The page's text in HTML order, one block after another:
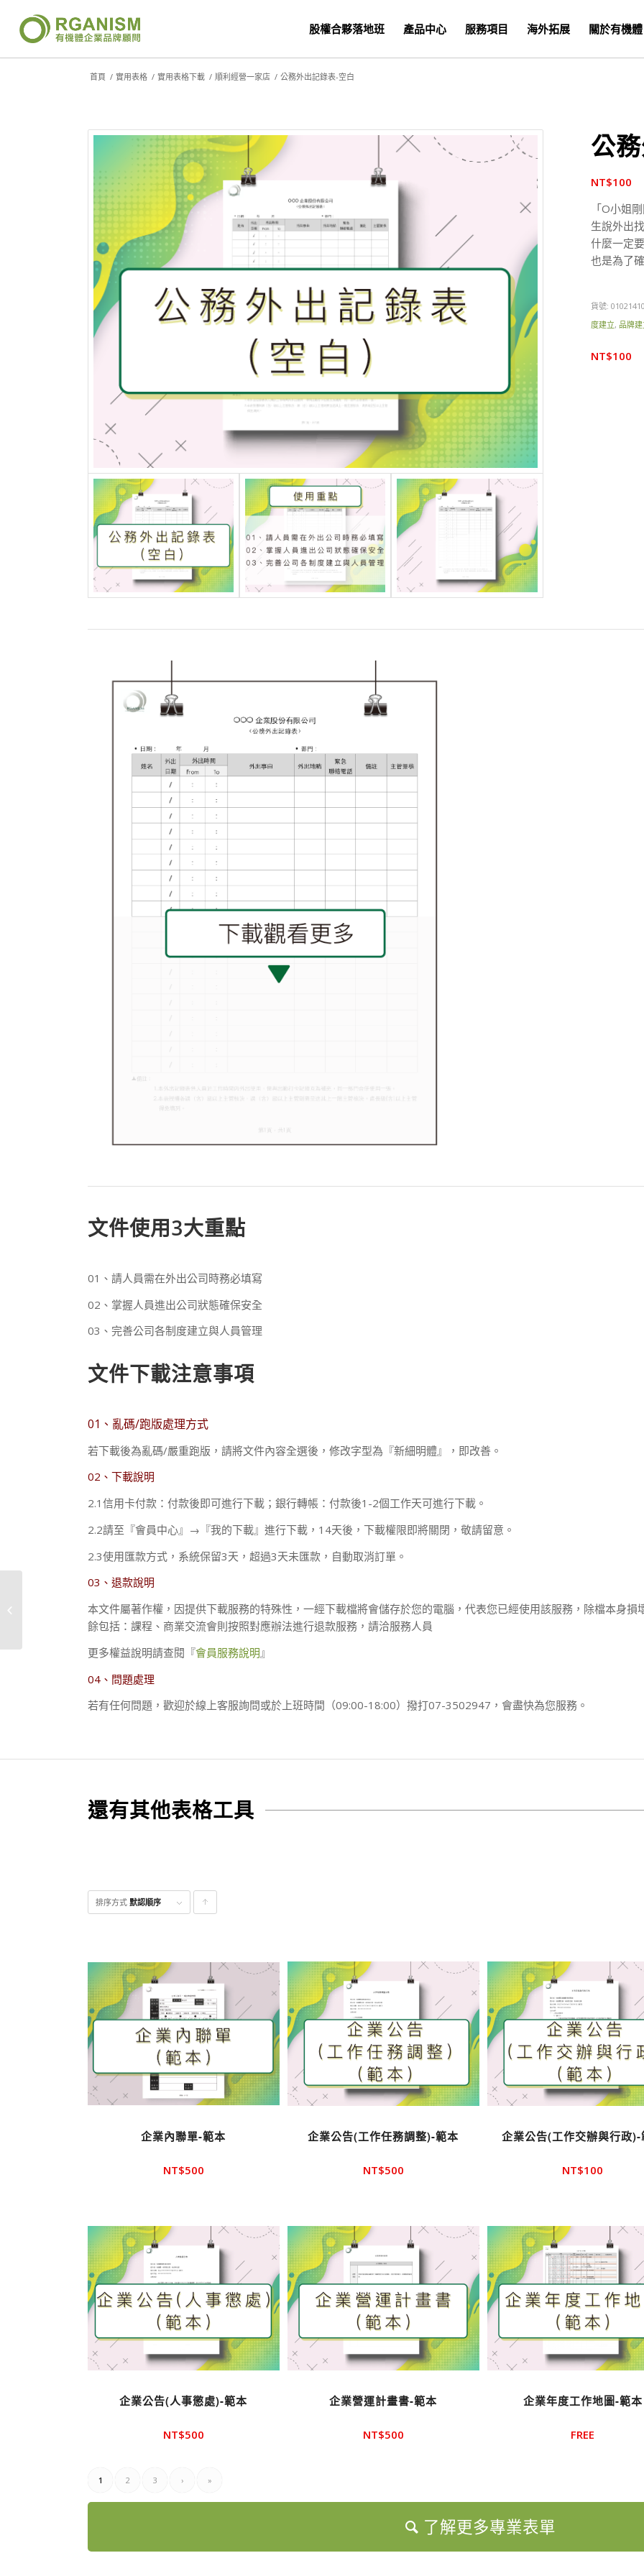
股權合夥落地班 產品中心 服務項目 海外拓展 關於有機體
首頁 / 實用表格 / 實用表格下載 / 順利經營一家店 / 公務外出記錄表-空白
公
NT$100
「O小姐
生說外出
什麼一定
也是為了
貨號:
度建立, 品牌建
NT$100
文件使用3大重點
01、請人員需在外出公司時務必填寫
02、掌握人員進出公司狀態確保安全
03、完善公司各制度建立與人員管理
文件下載注意事項
01、亂碼/跑版處理方式
若下載後為亂碼/嚴重跑版，請將文件內容全選後，修改字型為『新細明體』，即改善。
02、下載說明
2.1信用卡付款：付款後即可進行下載；銀行轉帳：付款後1-2個工作天可進行下載。
2.2請至『會員中心』→『我的下載』進行下載，14天後，下載權限即將關閉，敬請留意。
2.3使用匯款方式，系統保留3天，超過3天未匯款，自動取消訂單。
03、退款說明
本文件屬著作權，因提供下載服務的特殊性，一經下載檔將會儲存於您的電腦，代表您已經使用該服務，除檔本身
餘包括：課程、商業交流會則按照對應辦法進行退款服務，請洽服務人員
更多權益說明請查閱『會員服務說明 』
04、問題處理
若有任何問題，歡迎於線上客服詢問或於上班時間（09:00-18:00）撥打07-3502947，會盡快為您服務。
還有其他表格工具
排序方式 默認順序
品
企業內聯單-範本
NT$500
企業公告(工作任務調整)-範本
NT$500
企業公告(工作交辦與行政)-
NT$100
企業公告(人事懲處)-範本
NT$500
企業營運計畫書-範本
NT$500
企業年度工作地圖-範本
FREE
1 2 3 › »
了解更多專業表單
總部應執行事項-範本